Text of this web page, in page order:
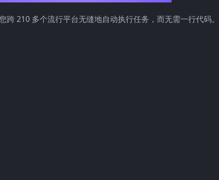
210 多个流行平台无缝地自动执行任务，而无需一行代码。